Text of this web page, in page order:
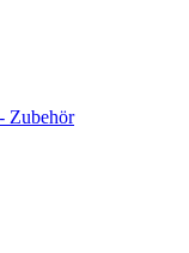
Zubehör